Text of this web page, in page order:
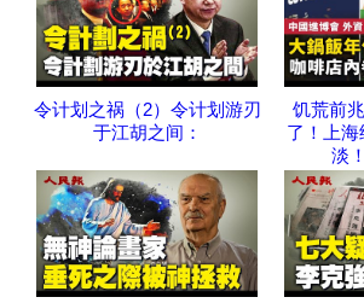
令计划之祸（2）令计划游刃
于江胡之间：
饥荒前
了！上
淡